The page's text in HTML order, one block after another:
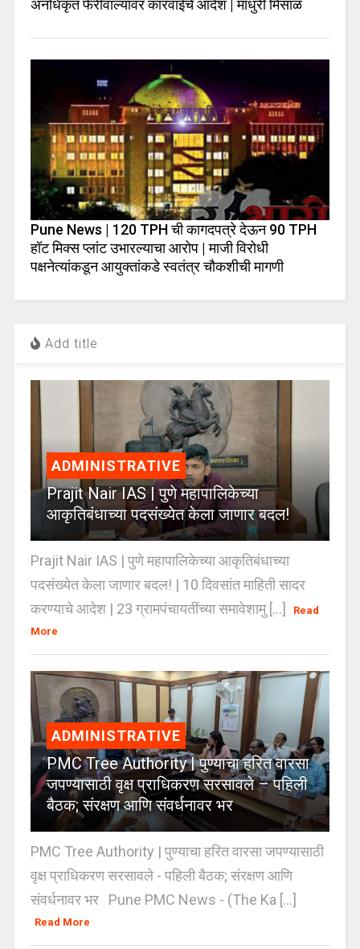
अनधिकृत फेरीवाल्यांवर कारवाईचे आदेश | माधुरी मिसाळ
Pune News | 120 TPH ची कागदपत्रे देऊन 90 TPH
हॉट मिक्स प्लांट उभारल्याचा आरोप | माजी विरोधी
पक्षनेत्यांकडून आयुक्तांकडे स्वतंत्र चौकशीची मागणी
Add title
ADMINISTRATIVE
Prajit Nair IAS | पुणे महापालिकेच्या
आकृतिबंधाच्या पदसंख्येत केला जाणार बदल!
Prajit Nair IAS | पुणे महापालिकेच्या आकृतिबंधाच्या
पदसंख्येत केला जाणार बदल! | 10 दिवसांत माहिती सादर
करण्याचे आदेश | 23 ग्रामपंचायतींच्या समावेशामु [...]
Read
More
ADMINISTRATIVE
PMC Tree Authority | पुण्याचा हरित वारसा
जपण्यासाठी वृक्ष प्राधिकरण सरसावले – पहिली
बैठक; संरक्षण आणि संवर्धनावर भर
PMC Tree Authority | पुण्याचा हरित वारसा जपण्यासाठी
वृक्ष प्राधिकरण सरसावले - पहिली बैठक; संरक्षण आणि
संवर्धनावर भर Pune PMC News - (The Ka [...]
Read More